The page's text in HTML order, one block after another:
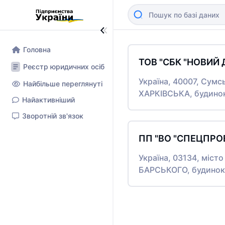
Головна
Реєстр юридичних осіб
Найбільше переглянуті
Найактивніший
Зворотній зв'язок
ТОВ "СБК "НОВИЙ
Україна, 40007,
ХАРКІВСЬКА,
ПП "ВО
Україна, 03134,
БАРСЬКОГО,